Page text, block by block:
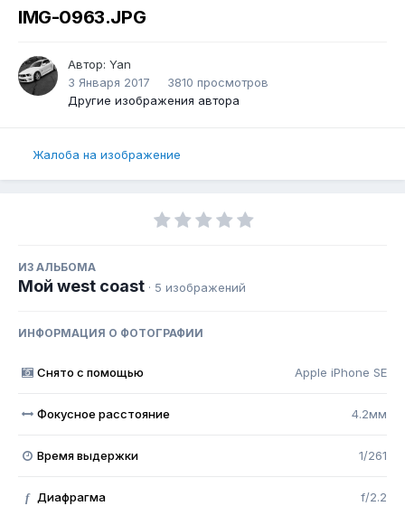
IMG-0963.JPG
Автор: Yan
3 Января 2017
3810 просмотров
Другие изображения автора
Жалоба на изображение
ИЗ АЛЬБОМА
Мой west coast · 5 изображений
ИНФОРМАЦИЯ О ФОТОГРАФИИ
Снято с помощью Apple iPhone SE
Фокусное расстояние 4.2мм
Время выдержки 1/261
f Диафрагма f/2.2